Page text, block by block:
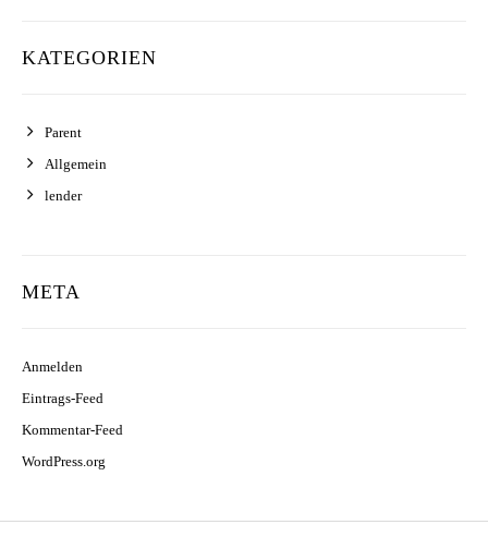
KATEGORIEN
Parent
Allgemein
lender
META
Anmelden
Eintrags-Feed
Kommentar-Feed
WordPress.org